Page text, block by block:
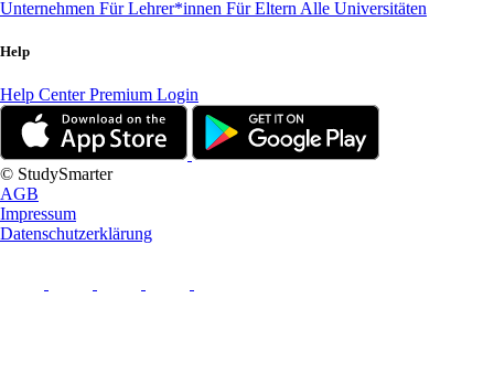
Unternehmen Für Lehrer*innen Für Eltern Alle Universitäten
Help
Help CenterPremium Login
© StudySmarter
AGB
Impressum
Datenschutzerklärung